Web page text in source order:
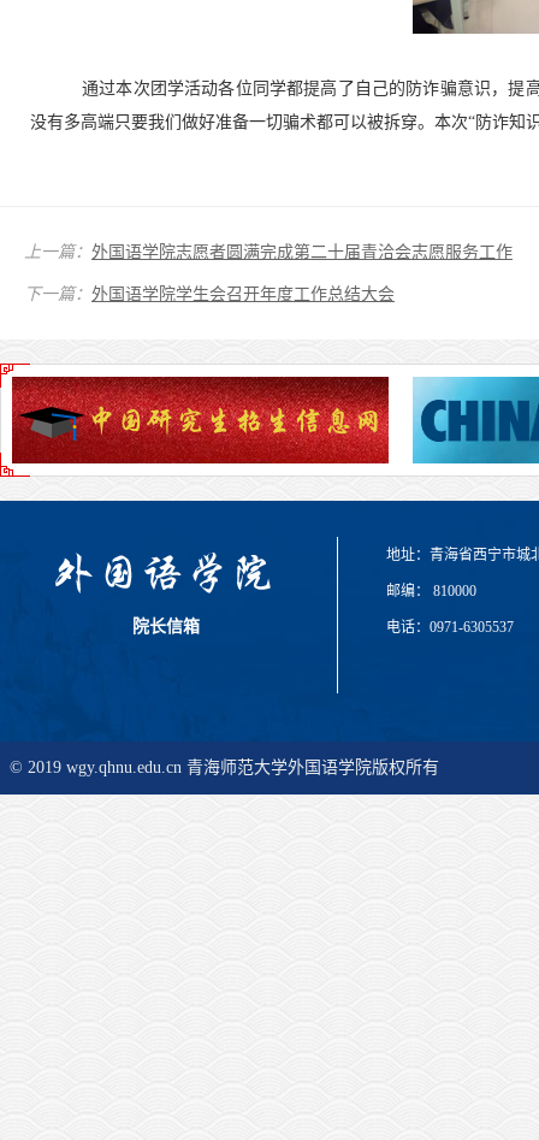
通过本次团学活动各位同学都提高了自己的防诈骗意识，提
没有多高端只要我们做好准备一切骗术都可以被拆穿。本次“防诈知
上一篇： 外国语学院志愿者圆满完成第二十届青洽会志愿服务工作
下一篇： 外国语学院学生会召开年度工作总结大会
院长信箱
地址：青海省西宁市城
邮编： 810000
电话：0971-6305537
© 2019 wgy.qhnu.edu.cn 青海师范大学外国语学院版权所有